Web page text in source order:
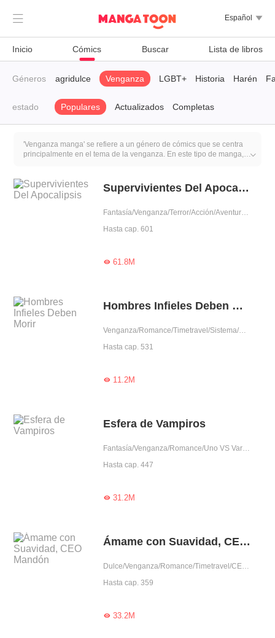
 Español 
Inicio Cómics Buscar Lista de libros
Géneros
Dulce Amor agridulce Venganza LGBT+ Historia Harén
estado Populares Actualizados Completas
'Venganza manga' se refiere a un género de cómics que se centra
principalmente en el tema de la venganza. En este tipo de manga,
'Venganza manga' a menudo plantea cuestiones éticas y morales
sobre la venganza, y los lectores suelen verse obligados a
si hay alternativas más pacíficas para resolver los conflictos.

Supervivientes Del Apocalipsis
Fantasía/Venganza/Terror/Acción/Aventura/Supervivencia/Renacimiento/Dominante/Bondadosa/Zombie/Zombi
Hasta cap. 601
61.8M
Hombres Infieles Deben Morir
Venganza/Romance/Timetravel/Sistema/Mujer poderosa
Hasta cap. 531
11.2M
Esfera de Vampiros
Fantasía/Venganza/Romance/Uno VS Varios/Traición/Chica buena/Vampiro
Hasta cap. 447
31.2M
Ámame con Suavidad, CEO Mandón
Dulce/Venganza/Romance/Timetravel/CEO/Renacimiento/Uno VS Varios/Mimo exclusivo/Fiel
Hasta cap. 359
33.2M